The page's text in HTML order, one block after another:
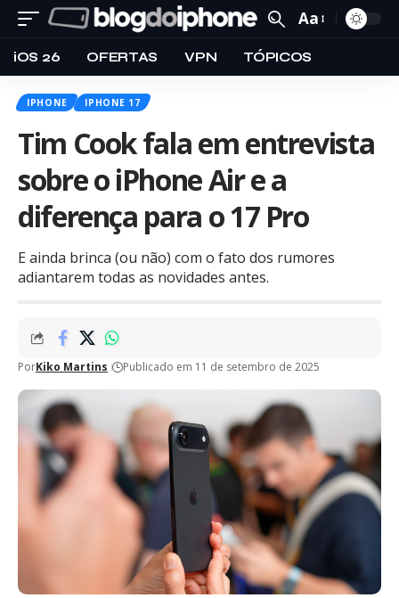
Aa
iOS 26 OFERTAS VPN TÓPICOS
IPHONE IPHONE 17
Tim Cook fala em entrevista
sobre o iPhone Air e a
diferença para o 17 Pro
E ainda brinca (ou não) com o fato dos rumores
adiantarem todas as novidades antes.
PorKiko Martins Publicado em 11 de setembro de 2025